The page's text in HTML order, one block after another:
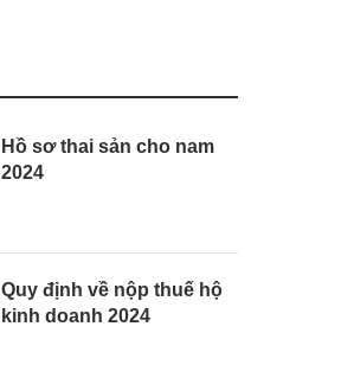
Hồ sơ thai sản cho nam
2024
Quy định về nộp thuế hộ
kinh doanh 2024